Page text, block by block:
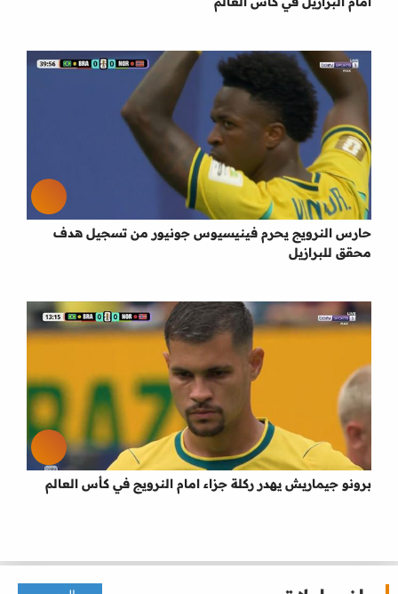
حارس النرويج يحرم فينيسيوس جونيور من تسجيل هدف
محقق للبرازيل
برونو جيماريش يهدر ركلة جزاء امام النرويج في كأس العالم